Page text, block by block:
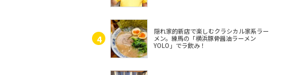
隠れ家的新店で楽しむクラシカル家系ラー
メン。練馬の「横浜豚骨醤油ラーメン
YOLO」でラ飲み！